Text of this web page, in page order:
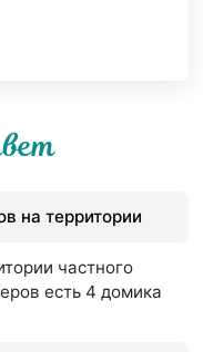
на территории
частного
есть 4 домика